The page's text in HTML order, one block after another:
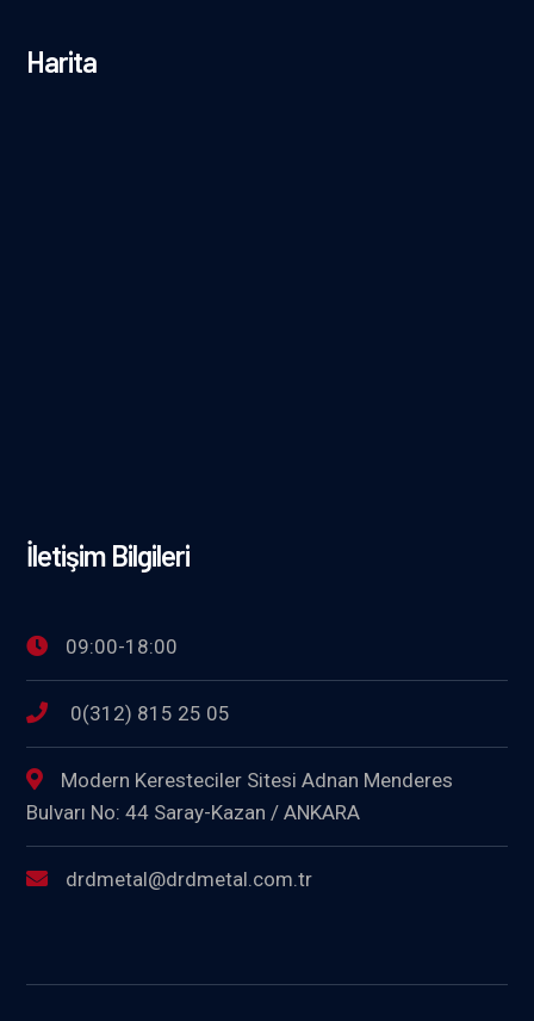
Harita
İletişim Bilgileri
09:00-18:00
0(312) 815 25 05
Modern Keresteciler Sitesi Adnan Menderes
Bulvarı No: 44 Saray-Kazan / ANKARA
drdmetal@drdmetal.com.tr